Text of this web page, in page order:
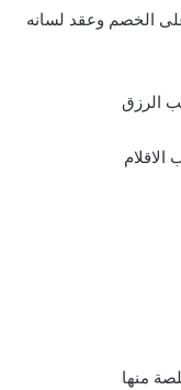
الخصم وعقد لسانه